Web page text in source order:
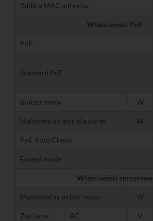
Tablica MAC adresów
Właściwości PoE
PoE
Standard PoE
Budżet mocy W
Maksymalna moc dla portu W
PoE Auto Check
Extend mode
Właściwości sprzętowe
Maksymalny pobór mocy W
Zasilanie AC V